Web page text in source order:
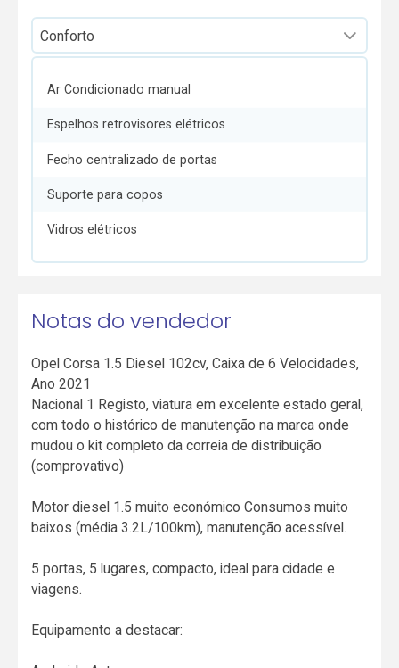
Ar Condicionado manual
Espelhos retrovisores elétricos
Fecho centralizado de portas
Suporte para copos
Vidros elétricos
Notas do vendedor
Opel Corsa 1.5 Diesel 102cv, Caixa de 6 Velocidades,
Ano 2021
Nacional 1 Registo, viatura em excelente estado geral,
com todo o histórico de manutenção na marca onde
mudou o kit completo da correia de distribuição
(comprovativo)
Motor diesel 1.5 muito económico Consumos muito
baixos (média 3.2L/100km), manutenção acessível.
5 portas, 5 lugares, compacto, ideal para cidade e
viagens.
Equipamento a destacar: